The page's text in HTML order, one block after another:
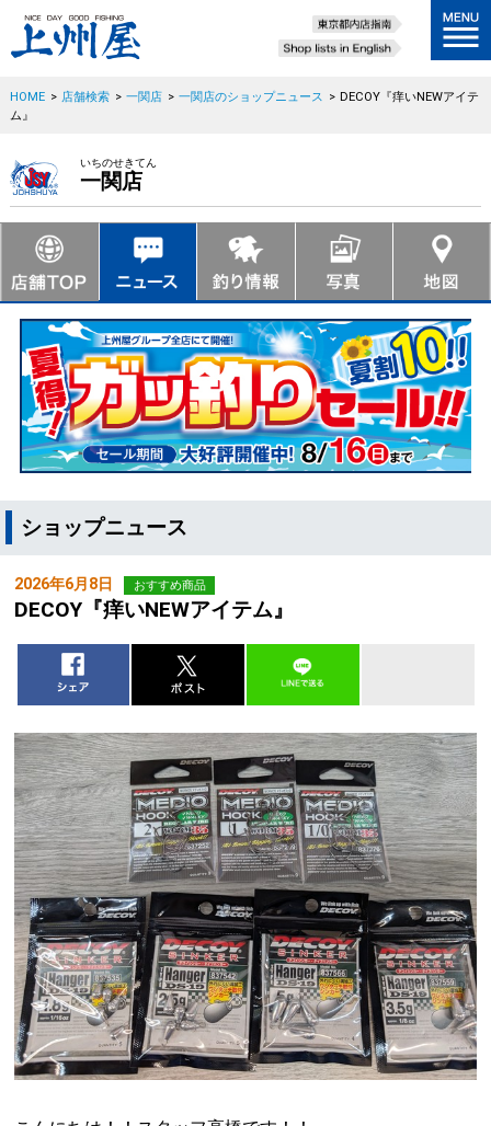
HOME > 店舗検索 > 一関店 > 一関店のショップニュース > DECOY『痒いNEWアイテ
ム』
いちのせきてん
一関店
ショップニュース
2026年6月8日 おすすめ商品
DECOY『痒いNEWアイテム』